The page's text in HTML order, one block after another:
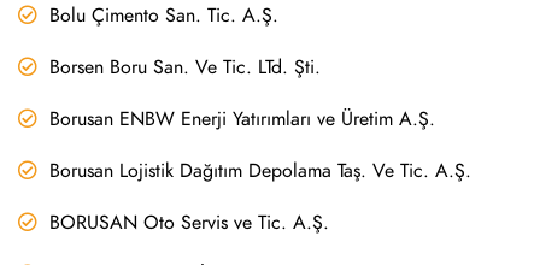
Bolu Çimento San. Tic. A.Ş.
Borsen Boru San. Ve Tic. LTd. Şti.
Borusan ENBW Enerji Yatırımları ve Üretim A.Ş.
Borusan Lojistik Dağıtım Depolama Taş. Ve Tic. A.Ş.
BORUSAN Oto Servis ve Tic. A.Ş.